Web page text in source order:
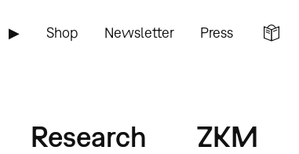
▶ Shop Newsletter Press
Research ZKM